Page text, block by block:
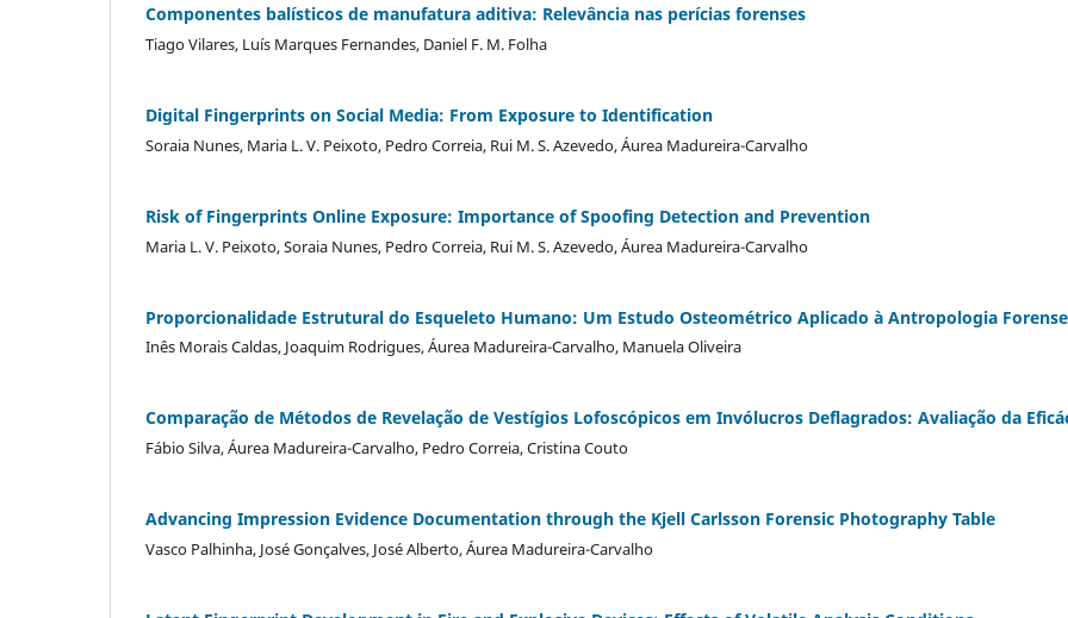
Componentes balísticos de manufatura aditiva: Relevância nas perícias forenses
Tiago Vilares, Luís Marques Fernandes, Daniel F. M. Folha
Digital Fingerprints on Social Media: From Exposure to Identification
Soraia Nunes, Maria L. V. Peixoto, Pedro Correia, Rui M. S. Azevedo, Áurea Madureira-Carvalho
Risk of Fingerprints Online Exposure: Importance of Spoofing Detection and Prevention
Maria L. V. Peixoto, Soraia Nunes, Pedro Correia, Rui M. S. Azevedo, Áurea Madureira-Carvalho
Proporcionalidade Estrutural do Esqueleto Humano: Um Estudo Osteométrico Aplicado à Antropologia Forense
Inês Morais Caldas, Joaquim Rodrigues, Áurea Madureira-Carvalho, Manuela Oliveira
Comparação de Métodos de Revelação de Vestígios Lofoscópicos em Invólucros Deflagrados: Avaliação da
Fábio Silva, Áurea Madureira-Carvalho, Pedro Correia, Cristina Couto
Advancing Impression Evidence Documentation through the Kjell Carlsson Forensic Photography Table
Vasco Palhinha, José Gonçalves, José Alberto, Áurea Madureira-Carvalho